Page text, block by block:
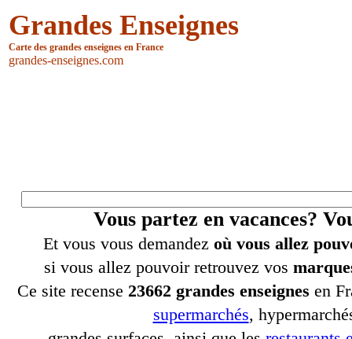
Grandes Enseignes
Carte des grandes enseignes en France
grandes-enseignes.com
Vous partez en vacances?
Et vous vous demandez où vous allez
si vous allez pouvoir retrouvez vos
Ce site recense 23662 grandes enseignes en
supermarchés,